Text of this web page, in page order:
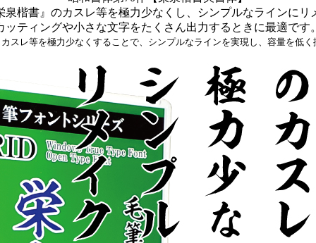
泉楷書』のカスレ等を極力少なくし、シンプルなラインにリ
ッティングや小さな文字をたくさん出力するときに最適です
スレ等を極力少なくすることで、シンプルなラインを実現し、容量を低